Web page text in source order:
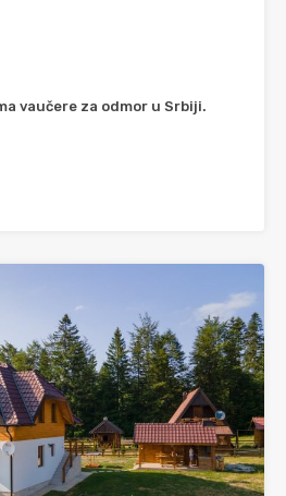
vaučere za odmor u Srbiji.